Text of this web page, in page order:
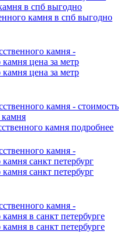
камня в спб выгодно
цена за метр
камня подробнее
санкт петербург
в санкт петербурге